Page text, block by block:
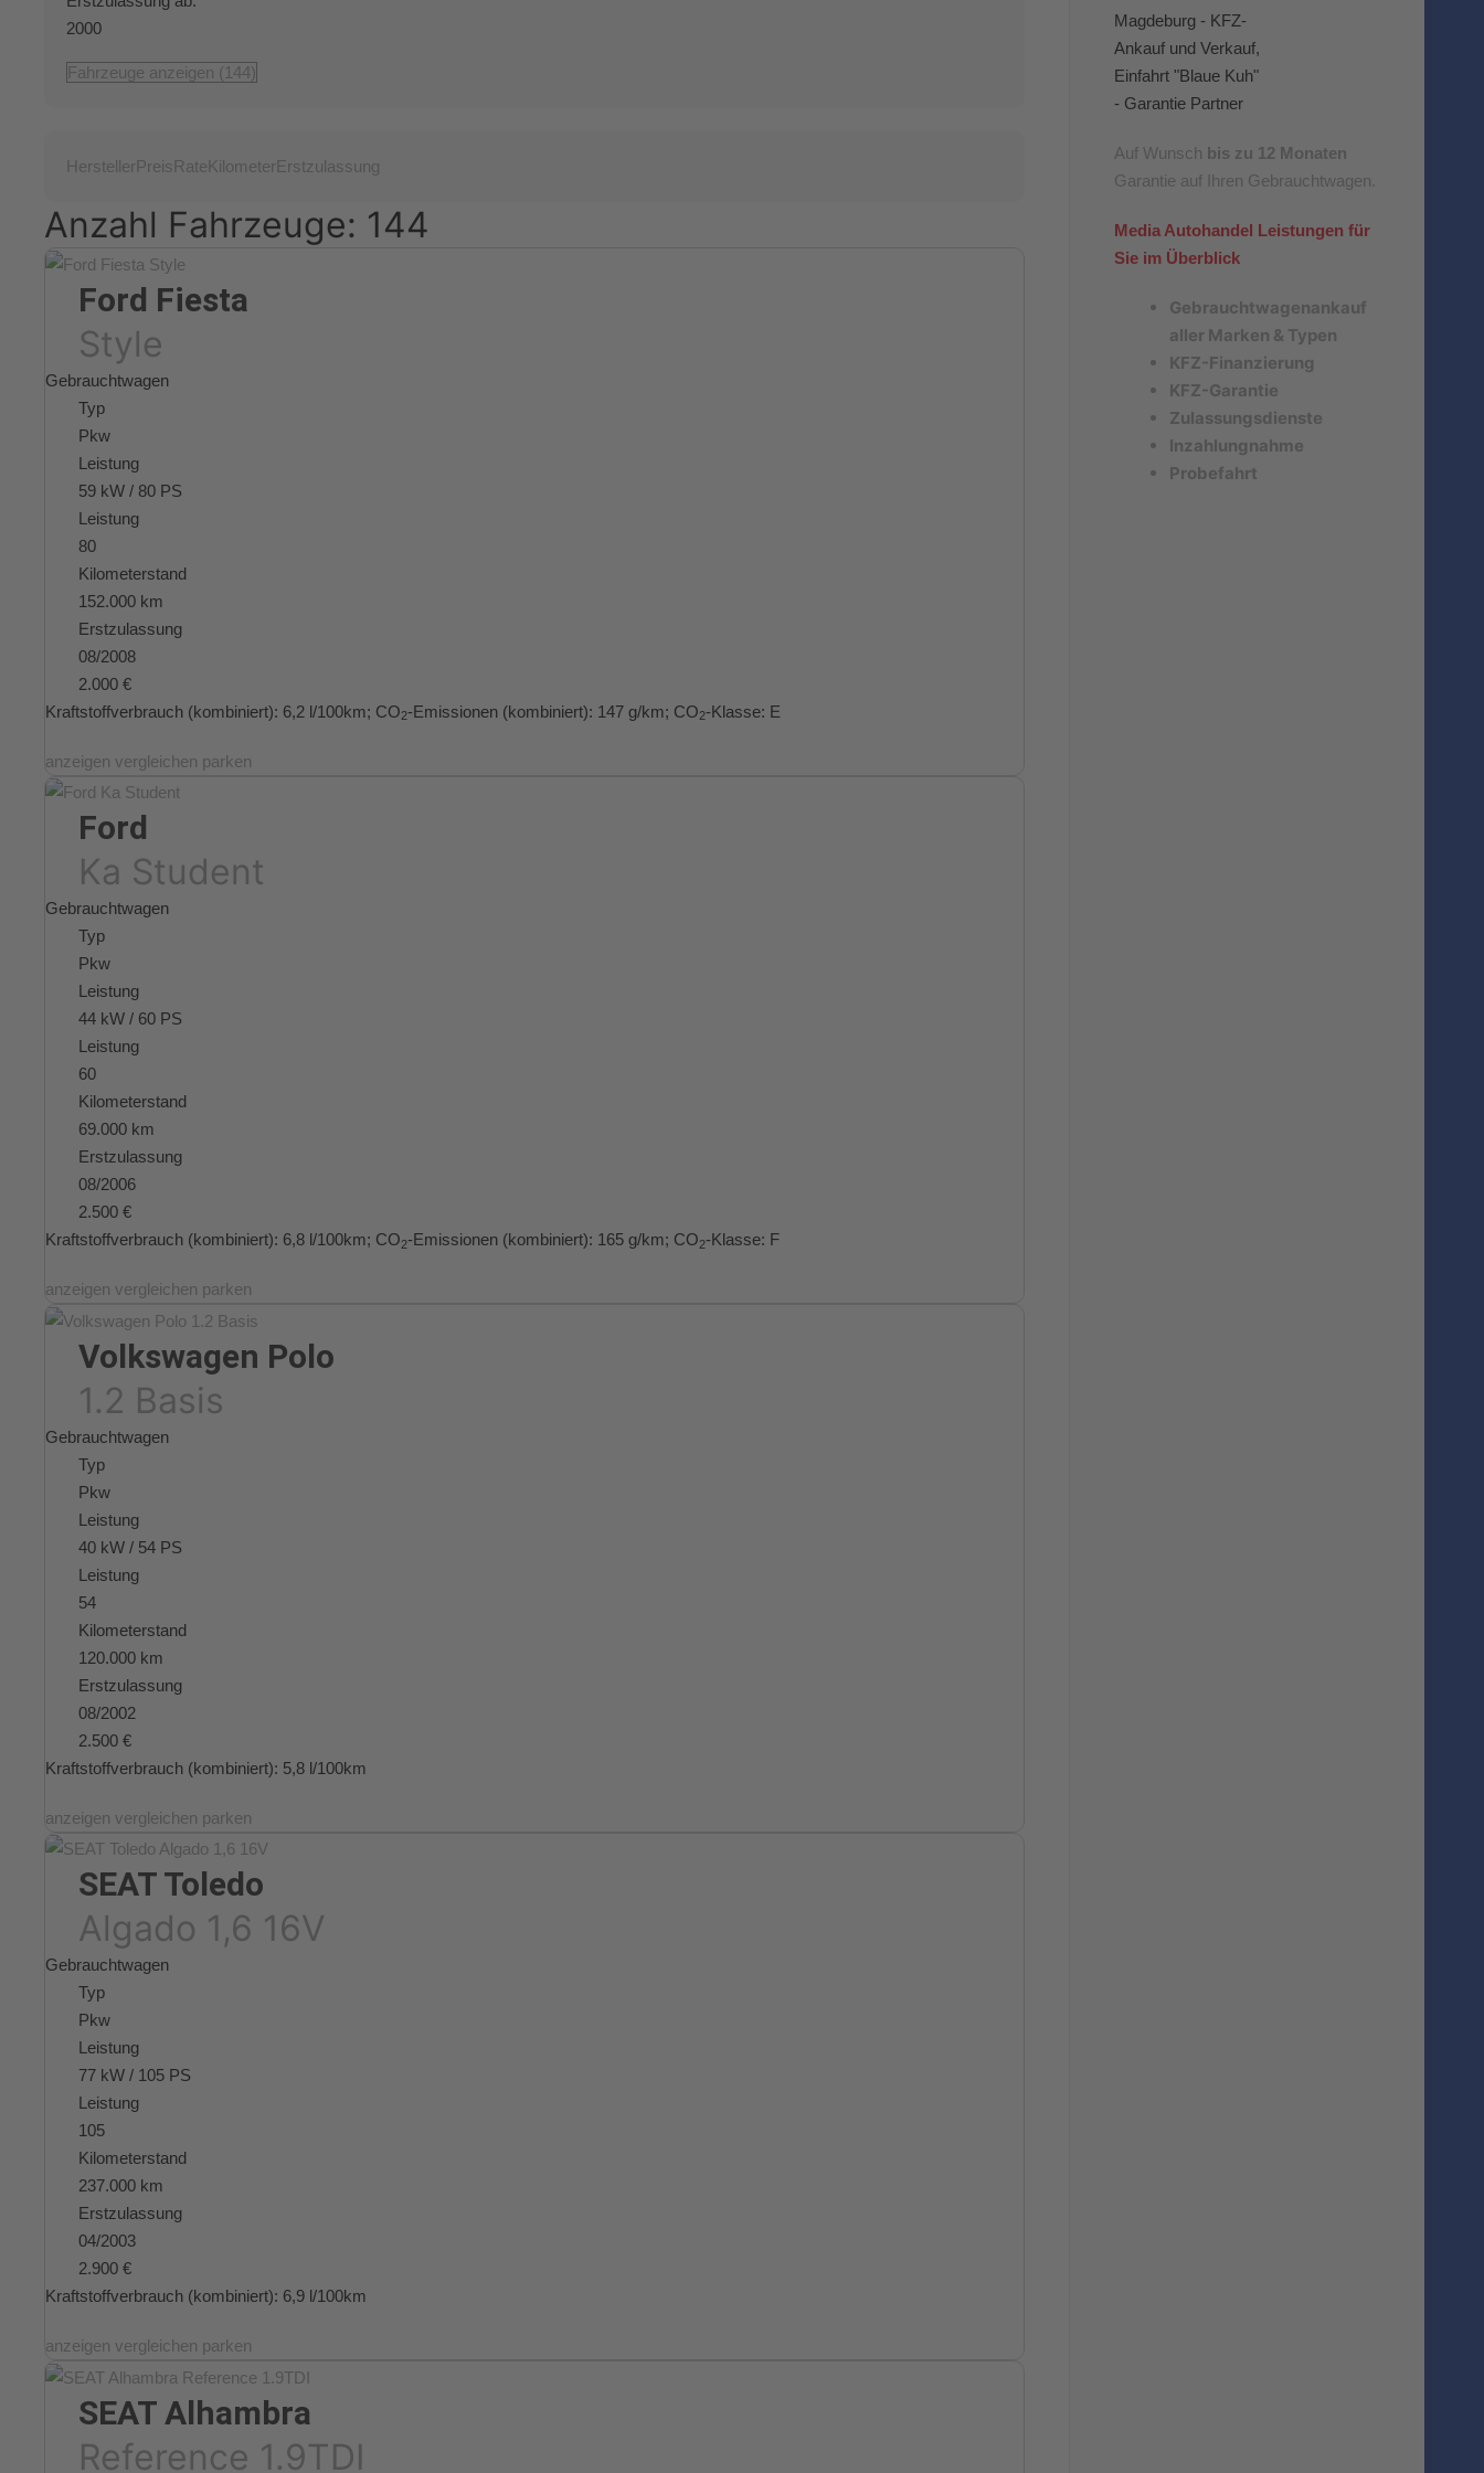
2000
Fahrzeuge anzeigen ( 144)
Hersteller PreisRateKilometer Erstzulassung
Anzahl Fahrzeuge: 144
Ford Fiesta
Style
Gebrauchtwagen
Typ
Pkw
Leistung
59 kW / 80 PS
Leistung
80
Kilometerstand
152.000 km
Erstzulassung
08/2008
2.000 €
Kraftstoffverbrauch (kombiniert): 6,2 l/100km; CO2-Emissionen (kombiniert): 147 g/km; CO2-Klasse: E
anzeigen vergleichen parken
Ford
Ka Student
Gebrauchtwagen
Typ
Pkw
Leistung
44 kW / 60 PS
Leistung
60
Kilometerstand
69.000 km
Erstzulassung
08/2006
2.500 €
Kraftstoffverbrauch (kombiniert): 6,8 l/100km; CO2-Emissionen (kombiniert): 165 g/km; CO2-Klasse: F
anzeigen vergleichen parken
Volkswagen Polo
1.2 Basis
Gebrauchtwagen
Typ
Pkw
Leistung
40 kW / 54 PS
Leistung
54
Kilometerstand
120.000 km
Erstzulassung
08/2002
2.500 €
Kraftstoffverbrauch (kombiniert): 5,8 l/100km
anzeigen vergleichen parken
SEAT Toledo
Algado 1,6 16V
Gebrauchtwagen
Typ
Pkw
Leistung
77 kW / 105 PS
Leistung
105
Kilometerstand
237.000 km
Erstzulassung
04/2003
2.900 €
Kraftstoffverbrauch (kombiniert): 6,9 l/100km
anzeigen vergleichen parken
SEAT Alhambra
Reference 1.9TDI
Auf Wunsch bis zu 12 Monaten
Garantie auf Ihren Gebrauchtwagen.
Media Autohandel Leistungen für
Sie im Überblick
Gebrauchtwagenankauf
aller Marken & Typen
KFZ-Finanzierung
KFZ-Garantie
Zulassungsdienste
Inzahlungnahme
Probefahrt